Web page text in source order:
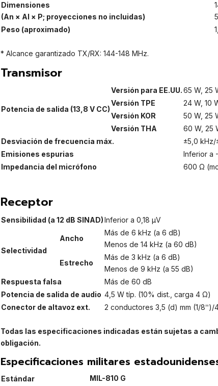
Dimensiones
(An × Al × P; proyecciones no incluidas)
Peso (aproximado)
* Alcance garantizado TX/RX: 144-148 MHz.
Transmisor
Potencia de salida (13,8 V CC)
Versión para EE.UU.65 W, 25
Versión TPE
24 W, 10
Versión KOR
50 W, 25
Versión THA
60 W, 25
Desviación de frecuencia máx.
±5,0 kHz/
Emisiones espurias
Inferior a
Impedancia del micrófono
600 Ω
Receptor
Sensibilidad (a 12 dB SINAD)Inferior a 0,18 μV
Selectividad
Ancho
Más de 6 kHz (a 6 dB)
Menos de 14 kHz (a 60 dB)
Estrecho
Más de 3 kHz (a 6 dB)
Menos de 9 kHz (a 55 dB)
Respuesta falsa
Más de 60 dB
Potencia de salida de audio 4,5 W típ. (10% dist., carga 4 Ω)
Conector de altavoz ext.
2 conductores 3,5 (d) mm (1/8ʺ)/
Todas las especificaciones indicadas están sujetas a
obligación.
Especificaciones militares
Estándar
MIL-810 G